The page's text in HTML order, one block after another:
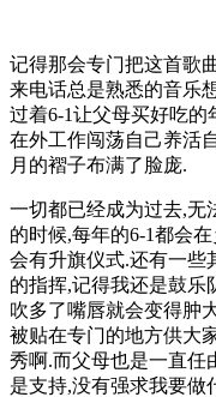
记得那会专门把这首歌
来电话总是熟悉的音乐
过着6-1让父母买好吃的
在外工作闯荡自己养活
月的褶子布满了脸庞.
一切都已经成为过去,无
的时候,每年的6-1都会
会有升旗仪式.还有一些
的指挥,记得我还是鼓乐
吹多了嘴唇就会变得肿
被贴在专门的地方供大
秀啊.而父母也是一直任
是支持,没有强求我要做